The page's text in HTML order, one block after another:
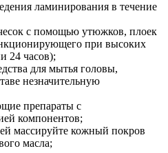
ламинирования в течение
с помощью утюжков, плоек
при высоких
24 часов);
для мытья головы,
незначительную
препараты с
компонентов;
массируйте кожный покров
масла;